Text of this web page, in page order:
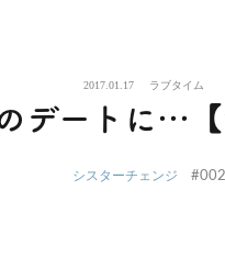
2017.01.17 ラブタイム
デートに…
シスターチェンジ #002